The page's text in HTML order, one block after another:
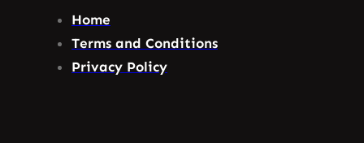
Home
Terms and Conditions
Privacy Policy